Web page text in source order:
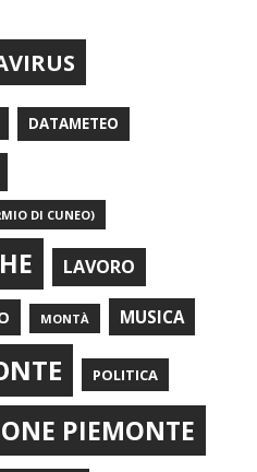
DATAMETEO
DI CUNEO)
LAVORO
MONTÀ MUSICA
POLITICA
PIEMONTE